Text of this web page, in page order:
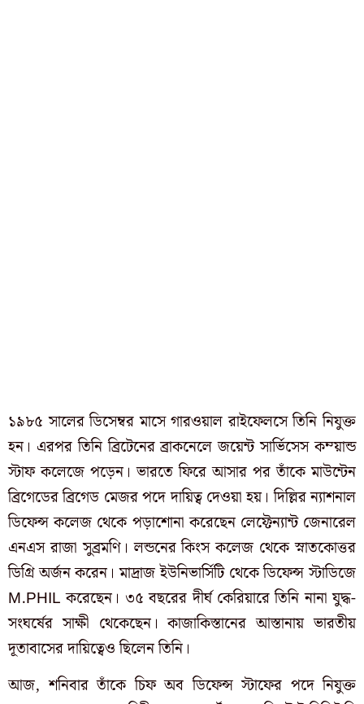
১৯৮৫ সালের ডিসেম্বর মাসে গারওয়াল রাইফেলসে তিনি নিযুক্ত
হন। এরপর তিনি ব্রিটেনের ব্রাকনেলে জয়েন্ট সার্ভিসেস কম্য়ান্ড
স্টাফ কলেজে পড়েন। ভারতে ফিরে আসার পর তাঁকে মাউন্টেন
ব্রিগেডের ব্রিগেড মেজর পদে দায়িত্ব দেওয়া হয়। দিল্লির ন্যাশনাল
ডিফেন্স কলেজ থেকে পড়াশোনা করেছেন লেফ্টেন্যান্ট জেনারেল
এনএস রাজা সুব্রমণি। লন্ডনের কিংস কলেজ থেকে স্নাতকোত্তর
ডিগ্রি অর্জন করেন। মাদ্রাজ ইউনিভার্সিটি থেকে ডিফেন্স স্টাডিজে
M.PHIL করেছেন। ৩৫ বছরের দীর্ঘ কেরিয়ারে তিনি নানা যুদ্ধ-
সংঘর্ষের সাক্ষী থেকেছেন। কাজাকিস্তানের আস্তানায় ভারতীয়
দূতাবাসের দায়িত্বেও ছিলেন তিনি।
আজ, শনিবার তাঁকে চিফ অব ডিফেন্স স্টাফের পদে নিযুক্ত